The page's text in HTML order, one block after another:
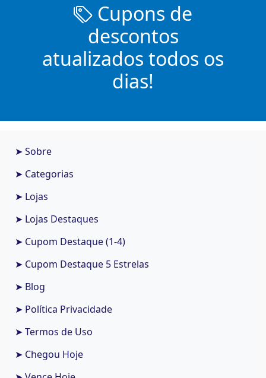
Cupons de
descontos
atualizados todos os
dias!
➤ Sobre
➤ Categorias
➤ Lojas
➤ Lojas Destaques
➤ Cupom Destaque (1-4)
➤ Cupom Destaque 5 Estrelas
➤ Blog
➤ Política Privacidade
➤ Termos de Uso
➤ Chegou Hoje